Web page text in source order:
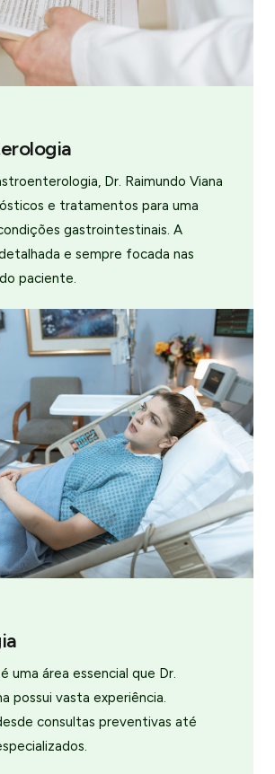
Dr. Raimundo Viana
e tratamentos para uma
gastrointestinais. A
e sempre focada nas
paciente.
uma área essencial que Dr.
possui vasta experiência.
consultas preventivas até